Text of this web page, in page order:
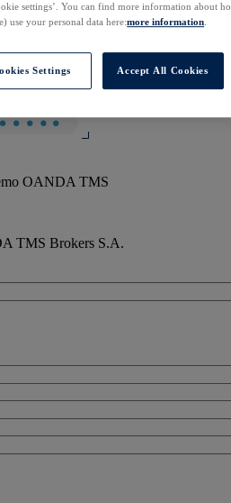
OANDA TMS
TMS Brokers S.A.
settings’. You can find more information about
use your personal data here:more information
Settings Accept All Cookies